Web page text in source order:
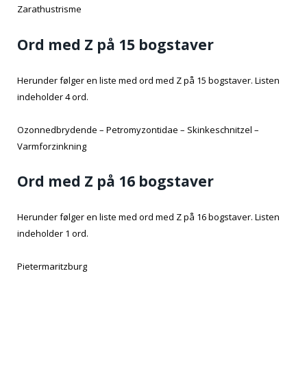
Zarathustrisme
Ord med Z på 15 bogstaver
Herunder følger en liste med ord med Z på 15 bogstaver. Listen
indeholder 4 ord.
Ozonnedbrydende – Petromyzontidae – Skinkeschnitzel –
Varmforzinkning
Ord med Z på 16 bogstaver
Herunder følger en liste med ord med Z på 16 bogstaver. Listen
indeholder 1 ord.
Pietermaritzburg